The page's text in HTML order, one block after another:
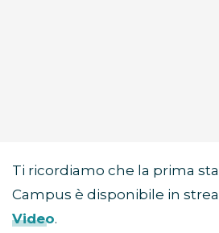
Ti ricordiamo che la prima
Campus è disponibile in
Video.